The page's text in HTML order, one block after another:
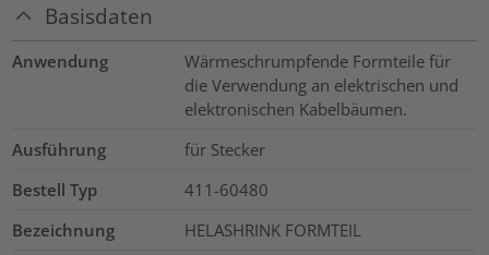
Basisdaten
Anwendung
Wärmeschrumpfende Formteile für
die Verwendung an elektrischen und
elektronischen Kabelbäumen.
Ausführung
für Stecker
Bestell Typ
411-60480
Bezeichnung
HELASHRINK FORMTEIL